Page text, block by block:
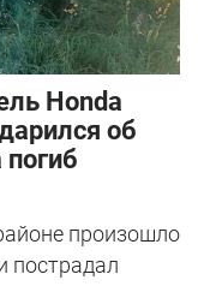
Honda
об
произошло
пострадал